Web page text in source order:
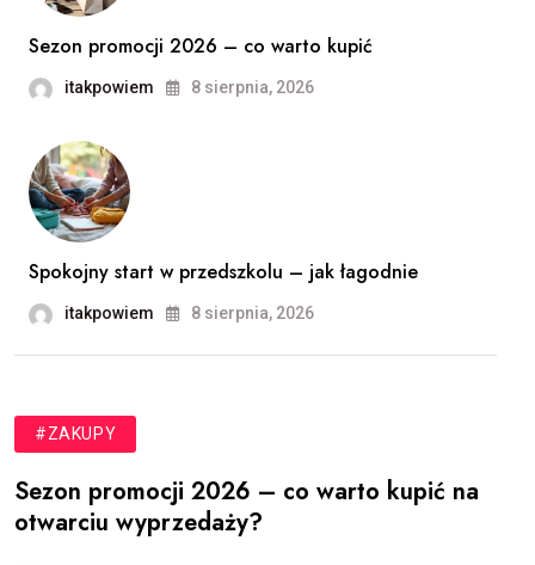
Sezon promocji 2026 – co warto kupić
itakpowiem 8 sierpnia, 2026
Spokojny start w przedszkolu – jak łagodnie
itakpowiem 8 sierpnia, 2026
#ZAKUPY
Sezon promocji 2026 – co warto kupić na
otwarciu wyprzedaży?